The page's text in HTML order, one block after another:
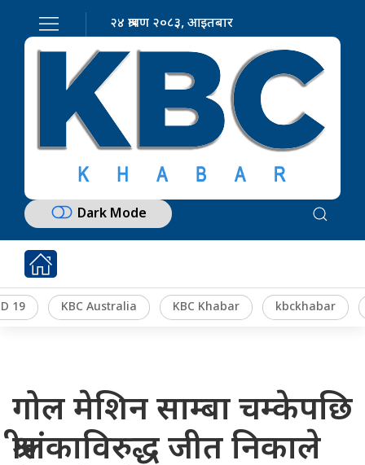
२४ श्रावण २०८३, आइतबार
Dark Mode
19 KBC Australia KBC Khabar kbckhabar
गोल मेशिन साम्बा चम्केपछि
श्रीलंकाविरुद्ध जीत निकाले